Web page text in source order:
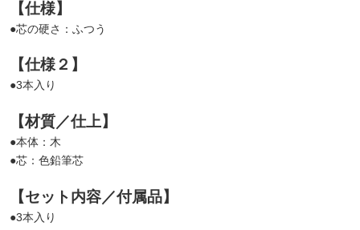
【仕様】
●芯の硬さ：ふつう
【仕様２】
●3本入り
【材質／仕上】
●本体：木
●芯：色鉛筆芯
【セット内容／付属品】
●3本入り